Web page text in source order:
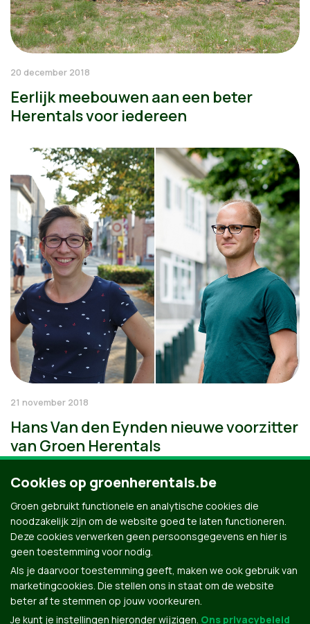
20 december 2018
Eerlijk meebouwen aan een beter
Herentals voor iedereen
21 november 2018
Hans Van den Eynden nieuwe voorzitter
van Groen Herentals
Cookies op groenherentals.be
Groen gebruikt functionele en analytische cookies die
noodzakelijk zijn om de website goed te laten functioneren.
Deze cookies verwerken geen persoonsgegevens en hier is
geen toestemming voor nodig.
Als je daarvoor toestemming geeft, maken we ook gebruik van
marketingcookies. Die stellen ons in staat om de website
beter af te stemmen op jouw voorkeuren.
Je kunt je instellingen hieronder wijzigen. Ons privacybeleid